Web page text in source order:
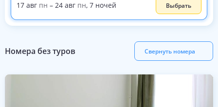
17 авг пн – 24 авг пн, 7 ночей Выбрать
Номера без туров Свернуть номера